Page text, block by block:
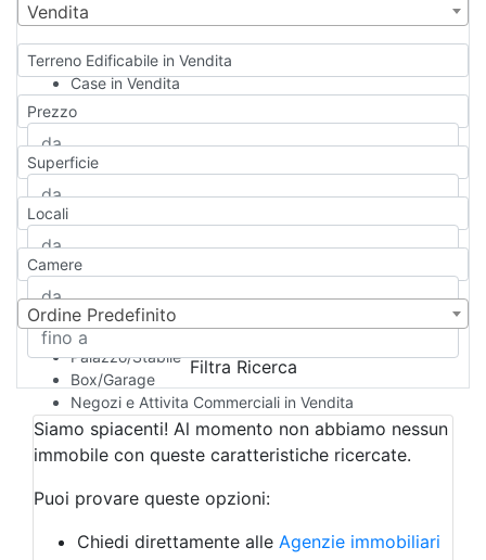
Vendita
Terreno Edificabile in Vendita
Case in Vendita
Qualsiasi
Appartamento
Casa indipendente
Casa Semi-indipendente
Attico/Mansarda
Rustico/Casale
Camera d'Albergo
Multiproprietà
Palazzo/Stabile
Box/Garage
Negozi e Attivita Commerciali in Vendita
Qualsiasi
Attività/Licenza Commerciale
Azienda Agricola
Bar/Ristorante
Albergo
Prezzo
Superficie
Locali
Camere
Ordine Predefinito
Filtra Ricerca
Siamo spiacenti! Al momento non abbiamo nessun
immobile con queste caratteristiche ricercate.
Puoi provare queste opzioni:
Chiedi direttamente alle Agenzie immobiliari